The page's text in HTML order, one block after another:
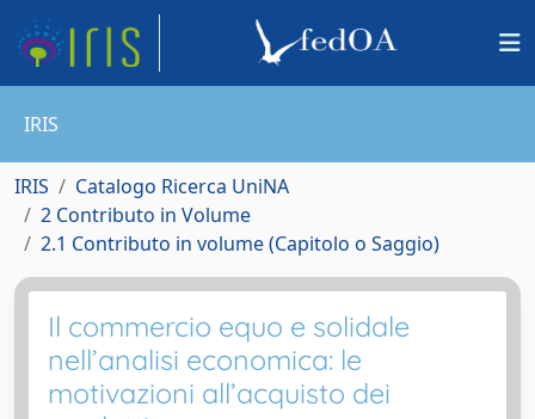
IRIS
IRIS
Catalogo Ricerca UniNA
2 Contributo in Volume
2.1 Contributo in volume (Capitolo o Saggio)
Il commercio equo e solidale
nell’analisi economica: le
motivazioni all’acquisto dei